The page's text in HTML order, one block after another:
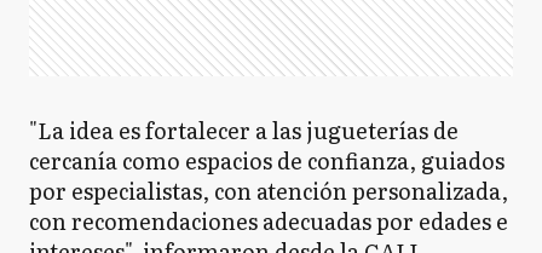
"La idea es fortalecer a las jugueterías de
cercanía como espacios de confianza, guiados
por especialistas, con atención personalizada,
con recomendaciones adecuadas por edades e